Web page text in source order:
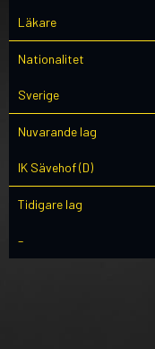
Läkare
Nationalitet
Sverige
Nuvarande lag
IK Sävehof (D)
Tidigare lag
–